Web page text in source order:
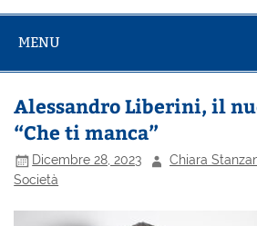
MENU
Alessandro Liberini, il
“Che ti manca”
Dicembre 28, 2023 Chiara
Società